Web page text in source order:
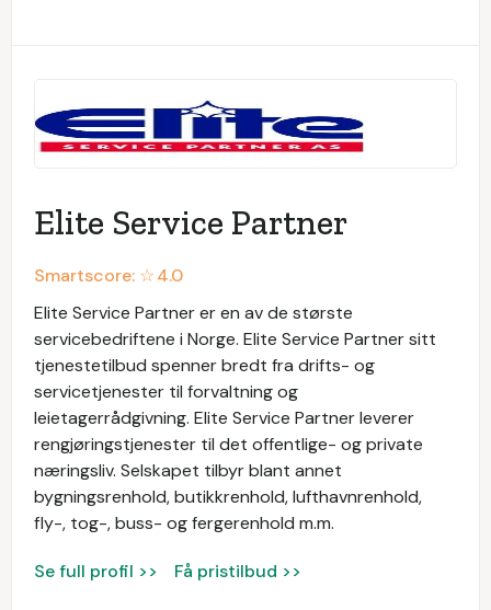
Elite Service Partner
Smartscore: ☆4.0
Elite Service Partner er en av de største
servicebedriftene i Norge. Elite Service Partner sitt
tjenestetilbud spenner bredt fra drifts- og
servicetjenester til forvaltning og
leietagerrådgivning. Elite Service Partner leverer
rengjøringstjenester til det offentlige- og private
næringsliv. Selskapet tilbyr blant annet
bygningsrenhold, butikkrenhold, lufthavnrenhold,
fly-, tog-, buss- og fergerenhold m.m.
Se full profil >> Få pristilbud >>